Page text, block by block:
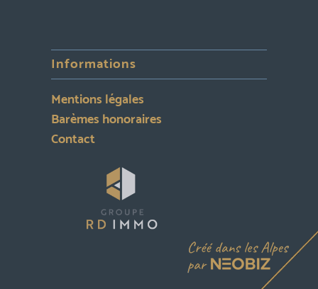
Informations
Mentions légales
Barèmes honoraires
Contact